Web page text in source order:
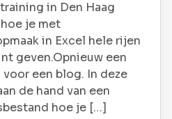
in Den Haag
je met
in Excel hele rijen
geven.Opnieuw een
een blog. In deze
de hand van een
hoe je […]